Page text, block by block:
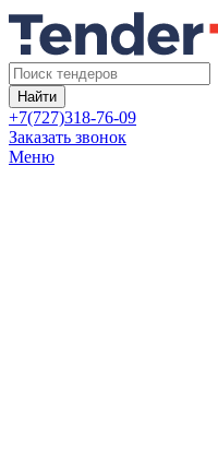
Найти
+7(727)318-76-09
Заказать звонок
Меню